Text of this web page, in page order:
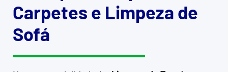
Carpetes e Limpeza de
Sofá